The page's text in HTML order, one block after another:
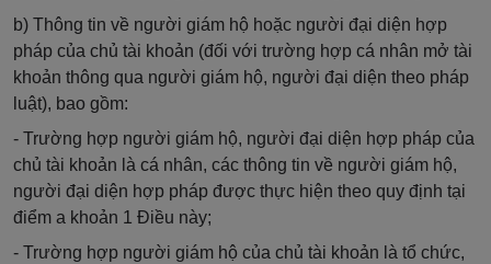
b) Thông tin về người giám hộ hoặc người đại diện hợp
pháp của chủ tài khoản (đối với trường hợp cá nhân mở tài
khoản thông qua người giám hộ, người đại diện theo pháp
luật), bao gồm:
- Trường hợp người giám hộ, người đại diện hợp pháp của
chủ tài khoản là cá nhân, các thông tin về người giám hộ,
người đại diện hợp pháp được thực hiện theo quy định tại
điểm a khoản 1 Điều này;
- Trường hợp người giám hộ của chủ tài khoản là tổ chức,